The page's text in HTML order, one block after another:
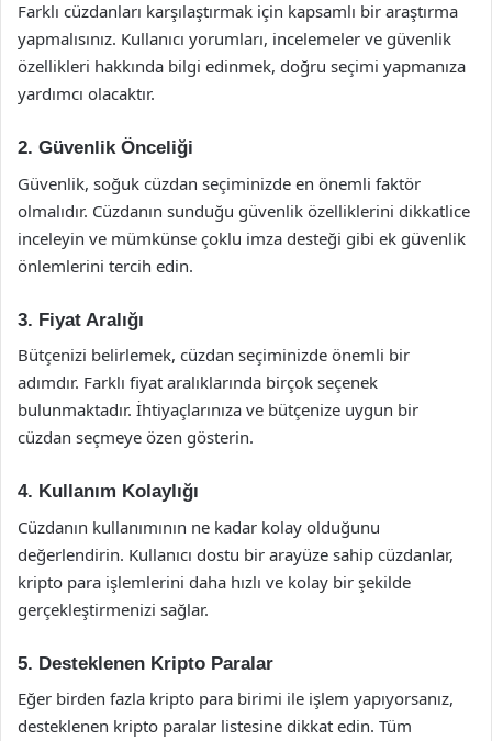
Farklı cüzdanları karşılaştırmak için kapsamlı bir araştırma
yapmalısınız. Kullanıcı yorumları, incelemeler ve güvenlik
özellikleri hakkında bilgi edinmek, doğru seçimi yapmanıza
yardımcı olacaktır.
2. Güvenlik Önceliği
Güvenlik, soğuk cüzdan seçiminizde en önemli faktör
olmalıdır. Cüzdanın sunduğu güvenlik özelliklerini dikkatlice
inceleyin ve mümkünse çoklu imza desteği gibi ek güvenlik
önlemlerini tercih edin.
3. Fiyat Aralığı
Bütçenizi belirlemek, cüzdan seçiminizde önemli bir
adımdır. Farklı fiyat aralıklarında birçok seçenek
bulunmaktadır. İhtiyaçlarınıza ve bütçenize uygun bir
cüzdan seçmeye özen gösterin.
4. Kullanım Kolaylığı
Cüzdanın kullanımının ne kadar kolay olduğunu
değerlendirin. Kullanıcı dostu bir arayüze sahip cüzdanlar,
kripto para işlemlerini daha hızlı ve kolay bir şekilde
gerçekleştirmenizi sağlar.
5. Desteklenen Kripto Paralar
Eğer birden fazla kripto para birimi ile işlem yapıyorsanız,
desteklenen kripto paralar listesine dikkat edin. Tüm